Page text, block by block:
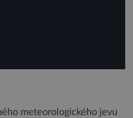
meteorologického jevu